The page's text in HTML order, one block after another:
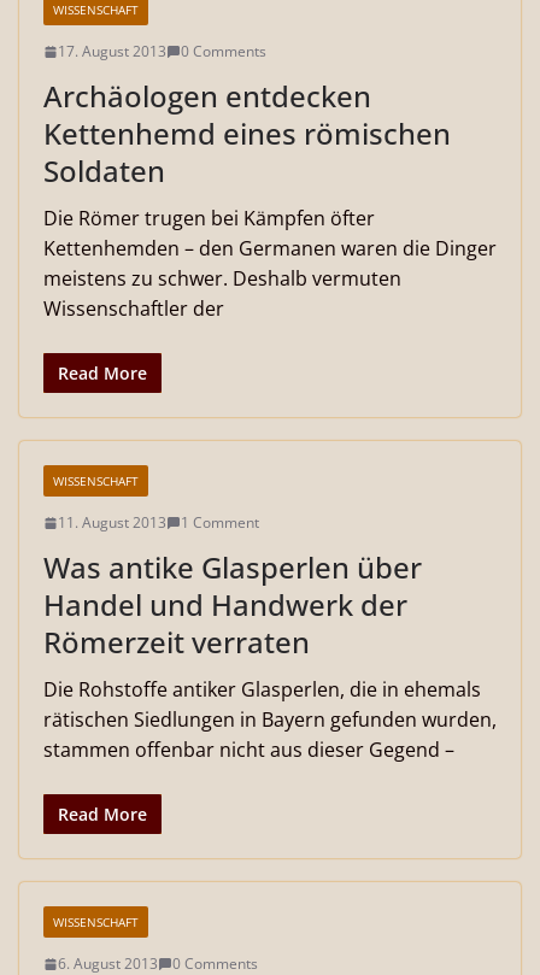
WISSENSCHAFT
17. August 2013 0 Comments
Archäologen entdecken
Kettenhemd eines römischen
Soldaten
Die Römer trugen bei Kämpfen öfter
Kettenhemden – den Germanen waren die Dinger
meistens zu schwer. Deshalb vermuten
Wissenschaftler der
Read More
WISSENSCHAFT
11. August 2013 1 Comment
Was antike Glasperlen über
Handel und Handwerk der
Römerzeit verraten
Die Rohstoffe antiker Glasperlen, die in ehemals
rätischen Siedlungen in Bayern gefunden wurden,
stammen offenbar nicht aus dieser Gegend –
Read More
WISSENSCHAFT
6. August 2013 0 Comments